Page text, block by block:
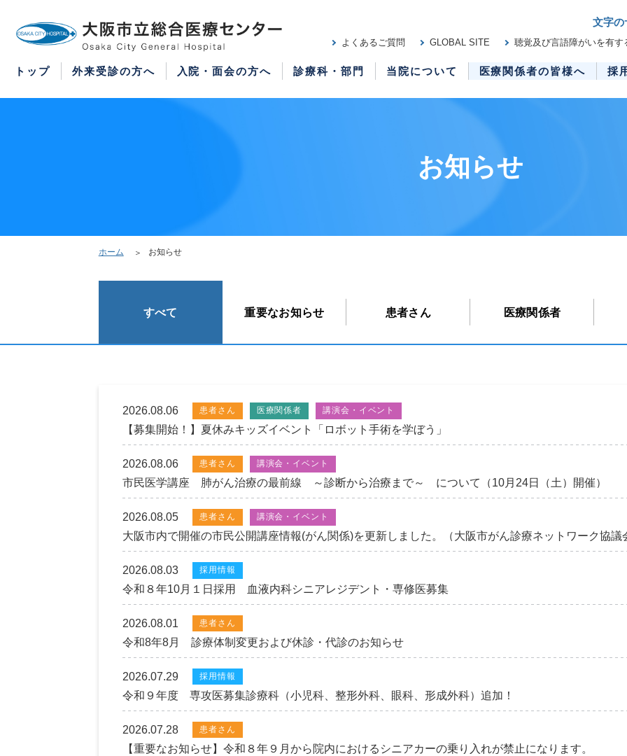
文字の
トップ 外来受診の方へ 入院・面会の方へ 診療科・部門 当院について 医療関係者の皆様へ 採
よくあるご質問 GLOBAL SITE 聴覚及び言語障がいを有す
お知らせ
ホーム お知らせ
すべて 重要なお知らせ 患者さん 医療関係者
2026.08.06 患者さん 医療関係者 講演会・イベント
【募集開始！】夏休みキッズイベント「ロボット手術を学ぼう」
2026.08.06 患者さん 講演会・イベント
市民医学講座 肺がん治療の最前線 ～診断から治療まで～ について（10月24日（土）開催）
2026.08.05 患者さん 講演会・イベント
大阪市内で開催の市民公開講座情報(がん関係)を更新しました。（大阪市がん診療ネットワーク協議
2026.08.03 採用情報
令和８年10月１日採用 血液内科シニアレジデント・専修医募集
2026.08.01 患者さん
令和8年8月 診療体制変更および休診・代診のお知らせ
2026.07.29 採用情報
令和９年度 専攻医募集診療科（小児科、整形外科、眼科、形成外科）追加！
2026.07.28 患者さん
【重要なお知らせ】令和８年９月から院内におけるシニアカーの乗り入れが禁止になります。
紹介状をお持ちの方はこちら
再診の予約変更はこちら